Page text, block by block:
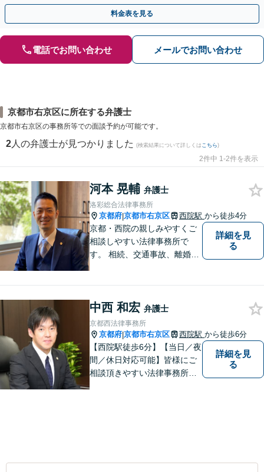
最善の解決策を提案【WEB面談可】
料金表を見る
電話でお問い合わせ メールでお問い合わせ
京都市右京区に所在する弁護士
京都市右京区の事務所等での面談予約が可能です。
2 人の弁護士が見つかりました (検索結果について詳しくは こちら)
2件中 1-2件を表示
河本 晃輔 弁護士
洛彩総合法律事務所
京都府|京都市右京区 西院駅 から徒歩4分
京都・西院の親しみやすくご
相談しやすい法律事務所で
す。 相続、交通事故、離婚、
詳細を見
る
中西 和宏 弁護士
京都西法律事務所
京都府|京都市右京区 西院駅 から徒歩6分
【西院駅徒歩6分】【当日／夜
間／休日対応可能】皆様にご
相談頂きやすい法律事務所を
相談ください。
詳細を見
る